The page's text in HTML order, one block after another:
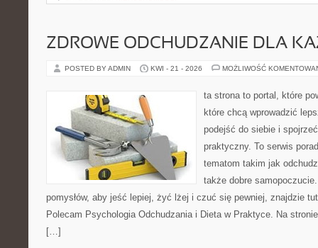
ZDROWE ODCHUDZANIE DLA
POSTED BY ADMIN KWI - 21 - 2026 MOŻLIWOŚĆ
ta strona to portal, które
które chcą wprowadzić
podejść do siebie i
praktyczny. To serwis
tematom takim jak
także dobre
pomysłów, aby jeść lepiej, żyć lżej i czuć się pewniej, znajdzie
Polecam Psychologia Odchudzania i Dieta w Praktyce. Na
[…]